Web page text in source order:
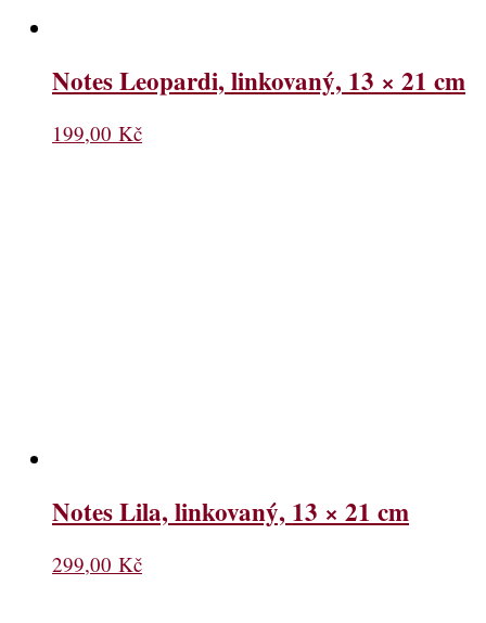
Notes Leopardi, linkovaný, 13 × 21 cm
199,00 Kč
Notes Lila, linkovaný, 13 × 21 cm
299,00 Kč